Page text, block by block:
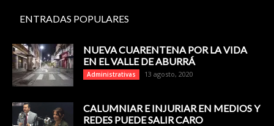
ENTRADAS POPULARES
NUEVA CUARENTENA POR LA VIDA
EN EL VALLE DE ABURRÁ
Administrativas 13 agosto, 2020
CALUMNIAR E INJURIAR EN MEDIOS Y
REDES PUEDE SALIR CARO